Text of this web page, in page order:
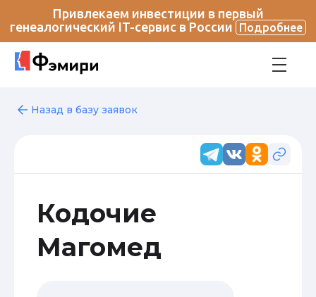
Привлекаем инвестиции в первый
генеалогический IT-сервис в России
Подробнее
Назад в базу заявок
Кодочие
Магомед